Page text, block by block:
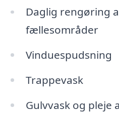
Daglig rengøring
fællesområder
Vinduespudsning
Trappevask
Gulvvask og pleje